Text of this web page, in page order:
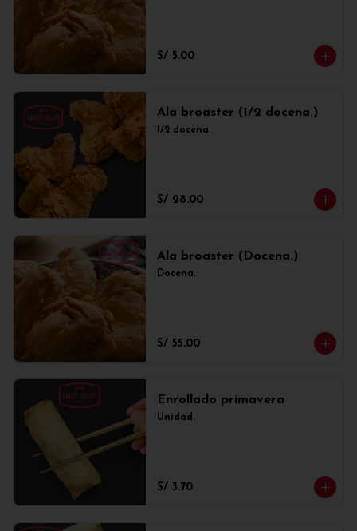
S/ 5.00
Ala broaster (1/2 docena.)
1/2 docena.
S/ 28.00
Ala broaster (Docena.)
Docena.
S/ 55.00
Enrollado primavera
Unidad.
S/ 3.70